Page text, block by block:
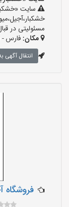
سایت
مسئولیتی در
مکان: فارس -
انتقال آگهی
فروشگاه